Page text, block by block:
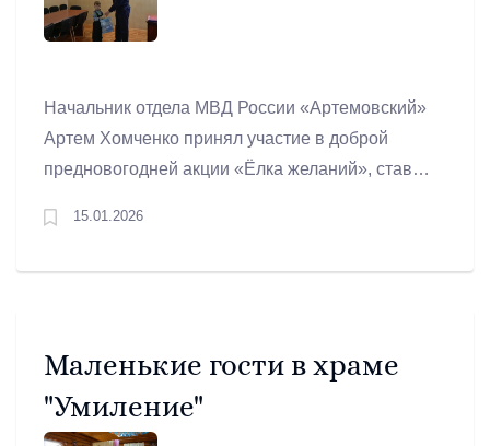
Начальник отдела МВД России «Артемовский»
Артем Хомченко принял участие в доброй
предновогодней акции «Ёлка желаний», став
семьи. В рамках проекта полковник полиции
15.01.2026
Маленькие гости в храме
"Умиление"